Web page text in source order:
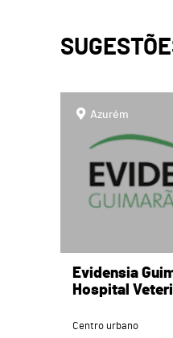
pageAzurém
Evidensia
Hospital
Centro urbano